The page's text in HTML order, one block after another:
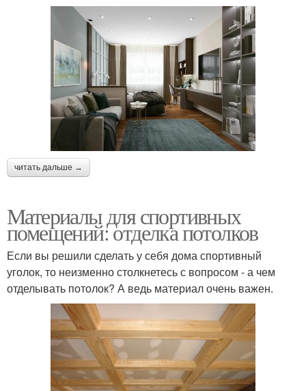
читать дальше →
Материалы для спортивных
помещений: отделка потолков
Если вы решили сделать у себя дома спортивный
уголок, то неизменно столкнетесь с вопросом - а чем
отделывать потолок? А ведь материал очень важен.